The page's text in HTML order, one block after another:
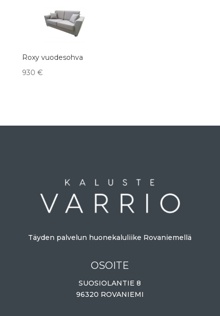
Roxy vuodesohva
930 €
Täyden palvelun huonekaluliike Rovaniemellä
OSOITE
SUOSIOLANTIE 8
96320 ROVANIEMI